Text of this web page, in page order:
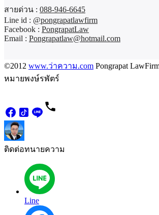
สายด่วน : 088-946-6645
Line id : @pongrapatlawfirm
Facebook : PongrapatLaw
Email : Pongrapatlaw@hotmail.com
©2012 www.ว่าความ.com Pongrapat
หมายพงษ์รพัตร์
ติดต่อทนายความ
Line